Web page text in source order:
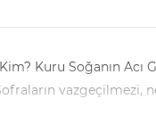
Kuru Soğanın
vazgeçilmezi,